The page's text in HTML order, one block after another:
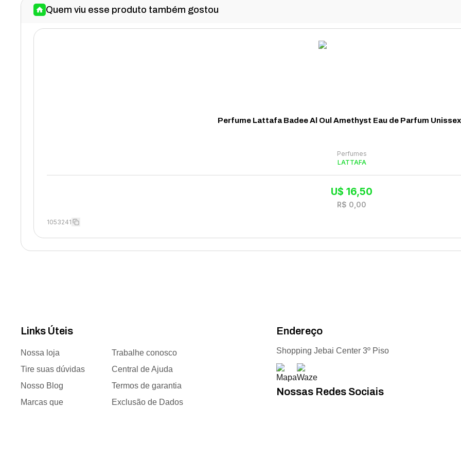
Quem viu esse produto também gostou
Perfume Lattafa Badee Al Oul Amethyst Eau de Parfum Unissex
Perfumes
LATTAFA
U$16,50
R$ 0,00
1053241
Links Úteis
Nossa loja
Trabalhe conosco
Tire suas dúvidas
Central de Ajuda
Nosso Blog
Termos de garantia
Marcas que
Exclusão de Dados
Endereço
Shopping Jebai Center 3º Piso
Nossas Redes Sociais